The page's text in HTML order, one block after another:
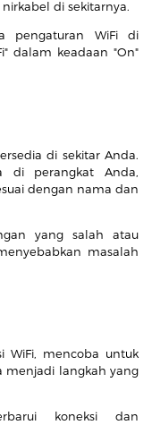
di sekitarnya.
pengaturan WiFi di
dalam keadaan "On"
di sekitar Anda.
di perangkat Anda,
dengan nama dan
yang salah atau
masalah
WiFi, mencoba untuk
menjadi langkah yang
koneksi dan